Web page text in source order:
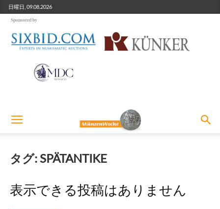
日曜日, 09.08.2026
Sponsored by
タグ: SPÄTANTIKE
表示できる投稿はありません